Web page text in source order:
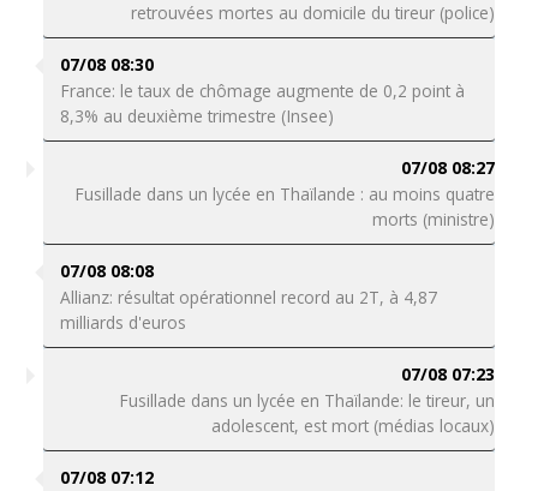
retrouvées mortes au domicile du tireur (police)
07/08 08:30
France: le taux de chômage augmente de 0,2 point à
8,3% au deuxième trimestre (Insee)
07/08 08:27
Fusillade dans un lycée en Thaïlande : au moins quatre
morts (ministre)
07/08 08:08
Allianz: résultat opérationnel record au 2T, à 4,87
milliards d'euros
07/08 07:23
Fusillade dans un lycée en Thaïlande: le tireur, un
adolescent, est mort (médias locaux)
07/08 07:12